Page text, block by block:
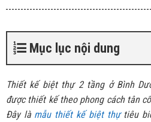
Mục lục nội dung
Thiết kế biệt thự 2 tầng ở Bình
được thiết kế theo phong cách tân
Đây là mẫu thiết kế biệt thựtiêu